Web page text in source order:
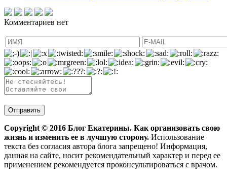
Комментариев нет
Copyright © 2016 Блог Екатерины. Как организовать свою
жизнь и изменить ее в лучшую сторону. Использование
текста без согласия автора блога запрещено! Информация,
данная на сайте, носит рекомендательный характер и перед ее
применением рекомендуется проконсультироваться с врачом.